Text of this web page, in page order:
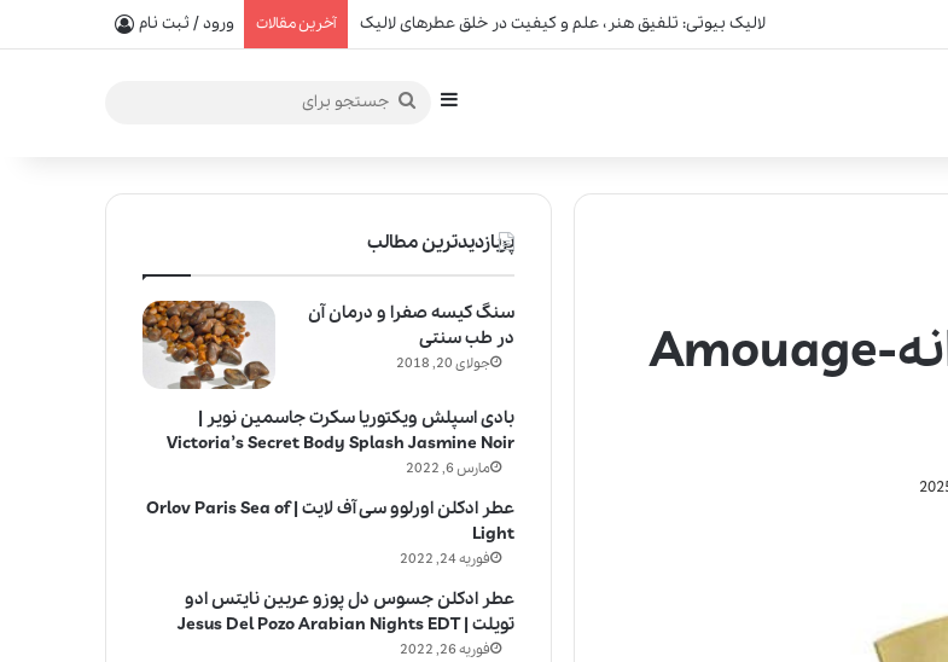
آخرین مقالات لالیک بیوتی: تلفیق هنر، علم و کیفیت در خلق عطرهای لالیک ورود / ثبت نام
سایدبارجستجو
عطر ادکلن آمواج گلد مردانه-Amouage
پربازدیدترین مطالب
سنگ کیسه صفرا و درمان آن
در طب سنتی
جولای 20, 2018
بادی اسپلش ویکتوریا سکرت جاسمین نویر |
Victoria’s Secret Body Splash Jasmine Noir
مارس 6, 2022
عطر ادکلن اورلوو سی آف لایت | Orlov Paris Sea of
Light
فوریه 24, 2022
عطر ادکلن جسوس دل پوزو عربین نایتس ادو
تویلت | Jesus Del Pozo Arabian Nights EDT
فوریه 26, 2022